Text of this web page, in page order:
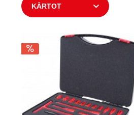
KĀRTOT